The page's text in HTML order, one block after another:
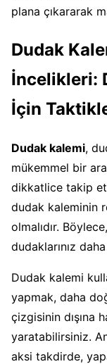
plana çıkararak
Dudak
İncelikleri:
İçin
Dudak kalemi,
mükemmel bir
dikkatlice takip
dudak kaleminin
olmalıdır.
dudaklarınız
Dudak kalemi
yapmak, daha
çizgisinin dışına
yaratabilirsiniz.
aksi takdirde,